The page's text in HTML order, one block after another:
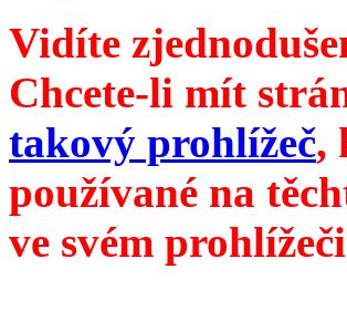
Vidíte
Chcete-li mít
takový prohlížeč,
používané na
ve svém